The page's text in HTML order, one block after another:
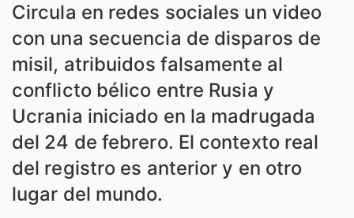
Circula en redes sociales un video
con una secuencia de disparos de
misil, atribuidos falsamente al
conflicto bélico entre Rusia y
Ucrania iniciado en la madrugada
del 24 de febrero. El contexto real
del registro es anterior y en otro
lugar del mundo.